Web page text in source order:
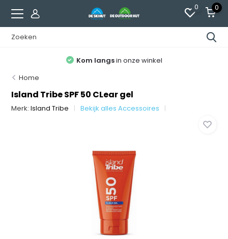
0 0
Kom langsin onze winkel
Home
Island Tribe SPF 50 CLear gel
Merk:Island Tribe Bekijk alles Accessoires